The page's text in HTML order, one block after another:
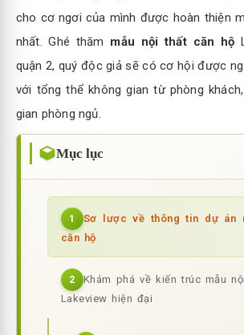
cho cơ ngơi của mình được hoàn thiện
nhất. Ghé thăm mẫu nội thất căn hộ
quận 2, quý độc giả sẽ có cơ hội được
với tổng thể không gian từ phòng
gian phòng ngủ.
Mục lục
1
Sơ lược về thông tin dự án
căn hộ
2
Khám phá về kiến trúc mẫu
Lakeview hiện đại